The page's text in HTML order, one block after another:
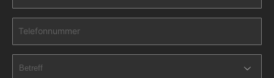
Telefonnummer
Betreff